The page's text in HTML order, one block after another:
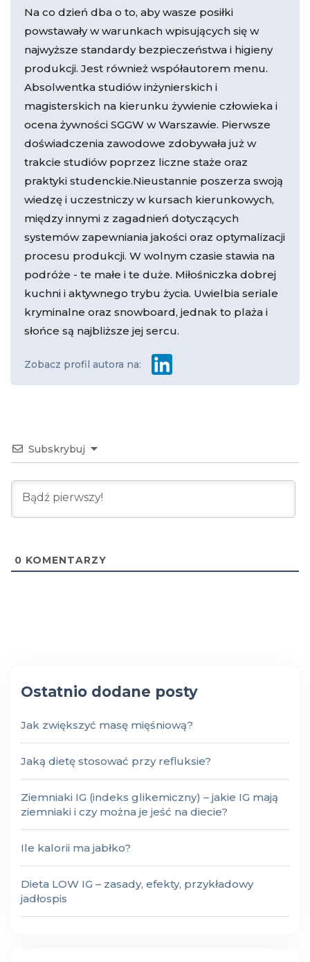
Na co dzień dba o to, aby wasze posiłki
powstawały w warunkach wpisujących się w
najwyższe standardy bezpieczeństwa i higieny
produkcji. Jest również współautorem menu.
Absolwentka studiów inżynierskich i
magisterskich na kierunku żywienie człowieka i
ocena żywności SGGW w Warszawie. Pierwsze
doświadczenia zawodowe zdobywała już w
trakcie studiów poprzez liczne staże oraz
praktyki studenckie.Nieustannie poszerza swoją
wiedzę i uczestniczy w kursach kierunkowych,
między innymi z zagadnień dotyczących
systemów zapewniania jakości oraz optymalizacji
procesu produkcji. W wolnym czasie stawia na
podróże - te małe i te duże. Miłośniczka dobrej
kuchni i aktywnego trybu życia. Uwielbia seriale
kryminalne oraz snowboard, jednak to plaża i
słońce są najbliższe jej sercu.
Zobacz profil autora na:
Subskrybuj
0 KOMENTARZY
Ostatnio dodane posty
Jak zwiększyć masę mięśniową?
Jaką dietę stosować przy refluksie?
Ziemniaki IG (indeks glikemiczny) – jakie IG mają
ziemniaki i czy można je jeść na diecie?
Ile kalorii ma jabłko?
Dieta LOW IG – zasady, efekty, przykładowy
jadłospis